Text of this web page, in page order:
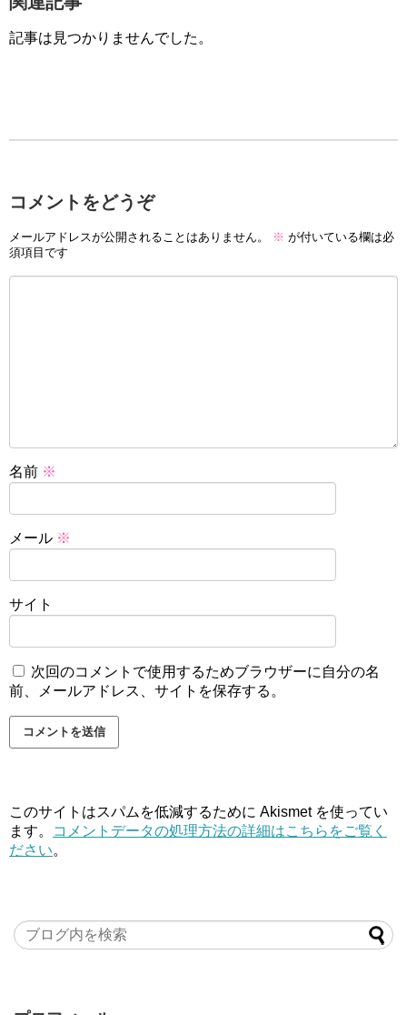
記事は見つかりませんでした。
コメントをどうぞ
メールアドレスが公開されることはありません。 ※ が付いている欄は必
須項目です
名前 ※
メール ※
サイト
次回のコメントで使用するためブラウザーに自分の名
前、メールアドレス、サイトを保存する。
このサイトはスパムを低減するために Akismet を使ってい
ます。
コメントデータの処理方法の詳細はこちらをご覧く
ださい。